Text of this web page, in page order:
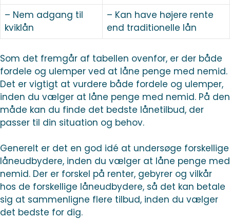
– Nem adgang til
kviklån
– Kan have højere rente
end traditionelle lån
Som det fremgår af tabellen ovenfor, er der både
fordele og ulemper ved at låne penge med nemid.
Det er vigtigt at vurdere både fordele og ulemper,
inden du vælger at låne penge med nemid. På den
måde kan du finde det bedste lånetilbud, der
passer til din situation og behov.
Generelt er det en god idé at undersøge forskellige
låneudbydere, inden du vælger at låne penge med
nemid. Der er forskel på renter, gebyrer og vilkår
hos de forskellige låneudbydere, så det kan betale
sig at sammenligne flere tilbud, inden du vælger
det bedste for dig.